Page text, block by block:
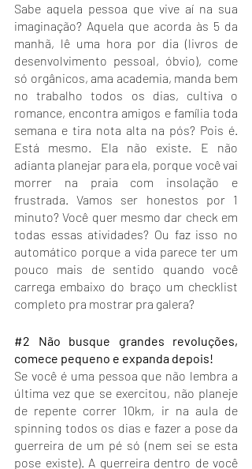
Sabe aquela pessoa que vive aí na sua
imaginação? Aquela que acorda às 5 da
manhã, lê uma hora por dia (livros de
desenvolvimento pessoal, óbvio), come
só orgânicos, ama academia, manda bem
no trabalho todos os dias, cultiva o
romance, encontra amigos e família toda
semana e tira nota alta na pós? Pois é.
Está mesmo. Ela não existe. E não
adianta planejar para ela, porque você vai
morrer na praia com insolação e
frustrada. Vamos ser honestos por 1
minuto? Você quer mesmo dar check em
todas essas atividades? Ou faz isso no
automático porque a vida parece ter um
pouco mais de sentido quando você
carrega embaixo do braço um checklist
completo pra mostrar pra galera?
#2 Não busque grandes revoluções,
comece pequeno e expanda depois!
Se você é uma pessoa que não lembra a
última vez que se exercitou, não planeje
de repente correr 10km, ir na aula de
spinning todos os dias e fazer a pose da
guerreira de um pé só (nem sei se esta
pose existe). A guerreira dentro de você